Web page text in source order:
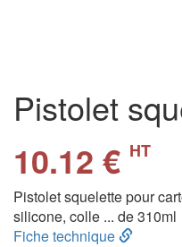
Pistolet
10.12 € HT
Pistolet squelette pour
silicone, colle ... de 310ml
Fiche technique